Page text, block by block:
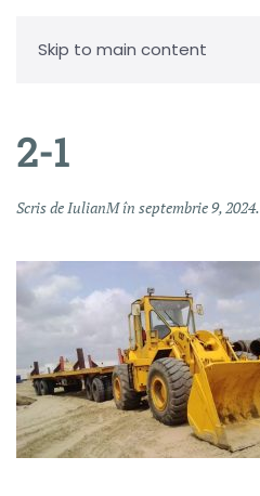
Skip to main content
2-1
Scris deIulianMîn septembrie 9, 2024.